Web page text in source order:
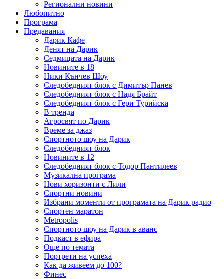
Регионални новини
Любопитно
Програма
Предавания
Дарик Кафе
Денят на Дарик
Седмицата на Дарик
Новините в 18
Ники Кънчев Шоу
Следобедният блок с Димитър Панев
Следобедният блок с Надя Брайт
Следобедният блок с Гери Турийска
В тренда
Агросвят по Дарик
Време за джаз
Спортното шоу на Дарик
Следобедният блок
Новините в 12
Следобедният блок с Тодор Пантилеев
Музикална програма
Нови хоризонти с Лили
Спортни новини
Избрани моменти от програмата на Дарик радио
Спортен маратон
Metropolis
Спортното шоу на Дарик в аванс
Подкаст в ефира
Още по темата
Портрети на успеха
Как да живеем до 100?
Финес